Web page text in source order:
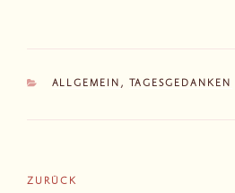
KATEGORIEN
ALLGEMEIN , TAGESGEDANKEN
Beitragsnavigation
Vorheriger
ZURÜCK